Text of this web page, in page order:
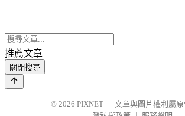
推薦文章
關閉搜尋
© 2026 PIXNET
文章與圖片權利屬